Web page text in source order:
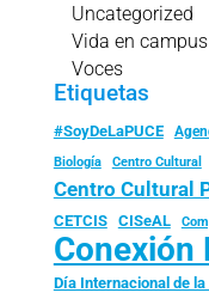
Uncategorized
Vida en campus
Voces
Etiquetas
#SoyDeLaPUCE
Biología
Centro Cultural
Centro Cultural
CETCIS CISeAL
Conexión
Día Internacional de